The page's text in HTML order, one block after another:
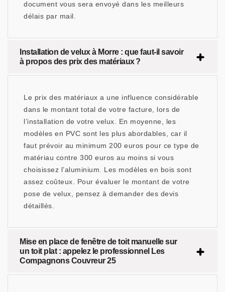
document vous sera envoyé dans les meilleurs
délais par mail.
Installation de velux à Morre : que faut-il savoir
à propos des prix des matériaux ?
Le prix des matériaux a une influence considérable
dans le montant total de votre facture, lors de
l’installation de votre velux. En moyenne, les
modèles en PVC sont les plus abordables, car il
faut prévoir au minimum 200 euros pour ce type de
matériau contre 300 euros au moins si vous
choisissez l’aluminium. Les modèles en bois sont
assez coûteux. Pour évaluer le montant de votre
pose de velux, pensez à demander des devis
détaillés.
Mise en place de fenêtre de toit manuelle sur
un toit plat : appelez le professionnel Les
Compagnons Couvreur 25